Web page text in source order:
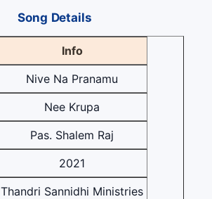
Song Details
Info
Nive Na Pranamu
Nee Krupa
Pas. Shalem Raj
2021
Thandri Sannidhi Ministries